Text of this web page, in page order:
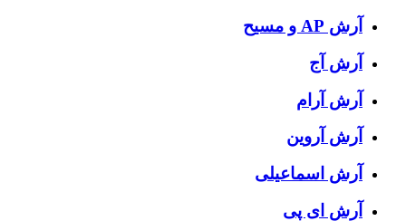
آرش AP و مسیح
آرش آج
آرش آرام
آرش آروین
آرش اسماعیلی
آرش ای پی